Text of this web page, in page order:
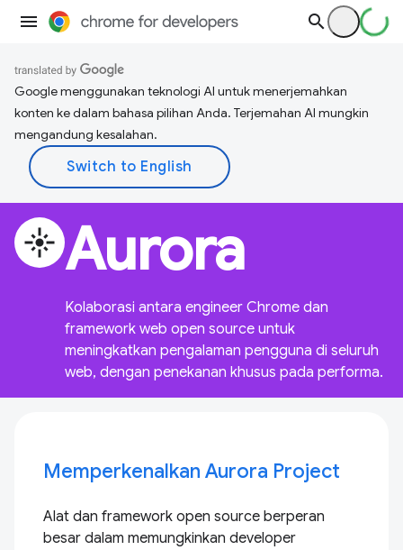
Google menggunakan teknologi AI untuk menerjemahkan
konten ke dalam bahasa pilihan Anda. Terjemahan AI mungkin
mengandung kesalahan.
flare Aurora
Kolaborasi antara engineer Chrome dan
framework web open source untuk
meningkatkan pengalaman pengguna di seluruh
web, dengan penekanan khusus pada performa.
Memperkenalkan Aurora Project
Alat dan framework open source berperan
besar dalam memungkinkan developer